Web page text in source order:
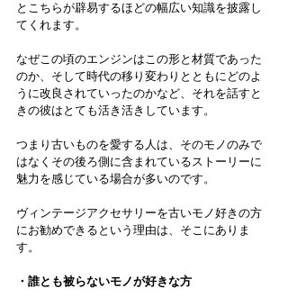
とこちらが辟易するほどの幅広い知識を披露し
てくれます。
なぜこの頃のエンジンはこの形と材質であった
のか、そして時代の移り変わりとともにどのよ
うに改良されていったのかなど、それを話すと
きの彼はとても活き活きしています。
つまり古いものを愛する人は、そのモノのみで
はなくその後ろ側に含まれているストーリーに
魅力を感じている場合が多いのです。
ヴィンテージアクセサリーを古いモノ好きの方
にお勧めできるという理由は、そこにありま
す。
・誰とも被らないモノが好きな方